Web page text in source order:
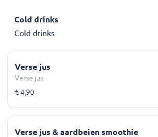
Cold drinks
Cold drinks
Verse jus
Verse jus
€ 4,90
Verse jus & aardbeien smoothie